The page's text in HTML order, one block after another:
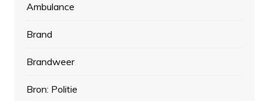
Ambulance
Brand
Brandweer
Bron: Politie